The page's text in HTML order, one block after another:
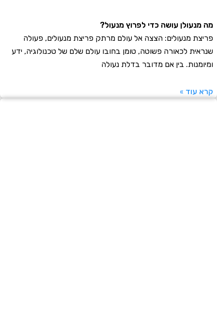
עושה כדי לפרוץ מנעול?
מנעולים: הצצה אל עולם מרתק פריצת מנעולים, פעולה
לכאורה פשוטה, טומן בחובו עולם שלם של טכנולוגיה, ידע
בין אם מדובר בדלת נעולה
»